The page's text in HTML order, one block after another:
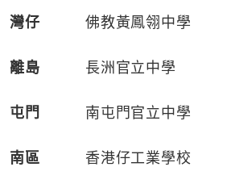
灣仔 佛教黃鳳翎中學
離島 長洲官立中學
屯門 南屯門官立中學
南區 香港仔工業學校